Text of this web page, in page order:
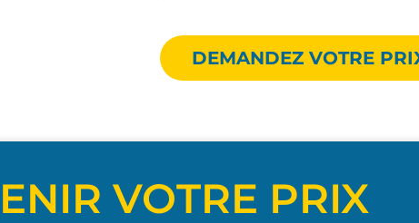
DEMANDEZ VOTRE
VOTRE PRIX